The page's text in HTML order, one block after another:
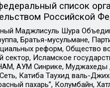
список
Российской
Маджлисуль Шура
Братья-мусульмане,
реформ, Общество
сектор, Исламское
АУМ Синрике,
Катиба Таухид валь-
пахарь”, Колумбайн,